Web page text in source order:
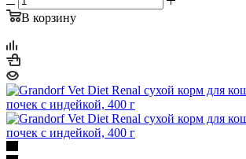
В корзину